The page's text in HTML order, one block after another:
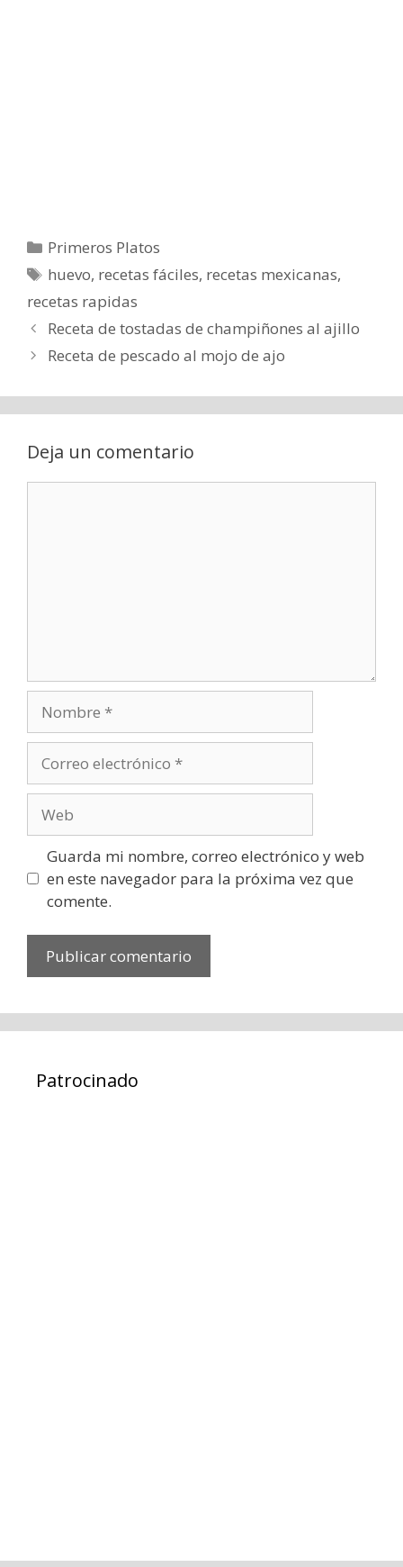
Categorías
Primeros Platos
Etiquetas
huevo, recetas fáciles, recetas mexicanas,
recetas rapidas
Receta de tostadas de champiñones al ajillo
Receta de pescado al mojo de ajo
Deja un comentario
electrónico
Guarda mi nombre, correo electrónico y web
en este navegador para la próxima vez que
comente.
Patrocinado